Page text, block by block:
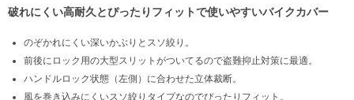
破れにくい高耐久とぴったりフィットで使いやすいバイクカバー
のぞかれにくい深いかぶりとスソ絞り。
前後にロック用の大型スリットがついてるので盗難抑止対策に最適。
ハンドルロック状態（左側）に合わせた立体裁断。
風を巻き込みにくいスソ絞りタイプなのでぴったりフィット。